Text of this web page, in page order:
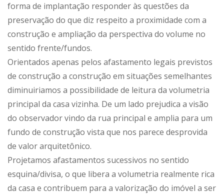
forma de implantação responder às questões da
preservação do que diz respeito a proximidade com a
construção e ampliação da perspectiva do volume no
sentido frente/fundos.
Orientados apenas pelos afastamento legais previstos
de construção a construção em situações semelhantes
diminuiriamos a possibilidade de leitura da volumetria
principal da casa vizinha. De um lado prejudica a visão
do observador vindo da rua principal e amplia para um
fundo de construção vista que nos parece desprovida
de valor arquitetônico.
Projetamos afastamentos sucessivos no sentido
esquina/divisa, o que libera a volumetria realmente rica
da casa e contribuem para a valorização do imóvel a ser